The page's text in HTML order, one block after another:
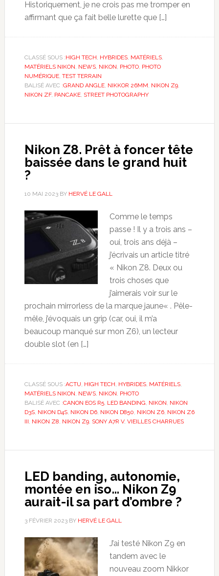
Historiquement, je ne crois pas me tromper en
affirmant que ça fait belle lurette que […]
CLASSÉ SOUS :HIGH TECH HYBRIDES, MATÉRIELS,
MATÉRIELS NIKON NEWS, NIKON PHOTO, PHOTO
NUMÉRIQUE, TEST TERRAIN
BALISÉ AVEC :GRAND ANGLE, NIKKOR 26MM NIKON Z9,
NIKON ZF, PANCAKE, STREET PHOTOGRAPHY
Nikon Z8. Prêt à foncer tête
baissée dans le grand huit
?
10 MAI 2023BY HERVÉ LE GALL
Comme le temps
passe ! Il y a trois ans –
oui, trois ans déjà –
j’écrivais un article titré
« Nikon Z8. Deux ou
trois choses que
j’aimerais voir sur le
prochain mirrorless de la marque jaune« . Pêle-
mêle, j’évoquais un grip (car, oui, il m’a
beaucoup manqué sur mon Z6), un lecteur
double slot (en […]
CLASSÉ SOUS :ACTU HIGH TECH HYBRIDES, MATÉRIELS,
MATÉRIELS NIKON NEWS, NIKON PHOTO
BALISÉ AVEC :CANON EOS R5, LED BANDING NIKON NIKON
D3S, NIKON D4S, NIKON D6, NIKON D850 NIKON Z6, NIKON Z6
III NIKON Z8 NIKON Z9, SONY A7R V, VIEILLES CHARRUES
LED banding, autonomie,
montée en iso… Nikon Z9
aurait-il sa part d’ombre ?
3 FÉVRIER 2023BY HERVÉ LE GALL
J’ai testé Nikon Z9 en
tandem avec le
nouveau zoom Nikkor